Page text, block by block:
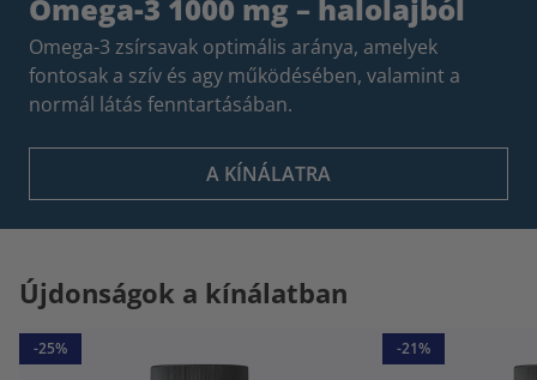
Omega-3 1000 mg – halolajból
Omega-3 zsírsavak optimális aránya, amelyek
fontosak a szív és agy működésében, valamint a
normál látás fenntartásában.
A KÍNÁLATRA
Újdonságok a kínálatban
-25% -21%